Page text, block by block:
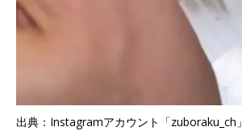
出典：Instagramアカウント「zuboraku_ch」